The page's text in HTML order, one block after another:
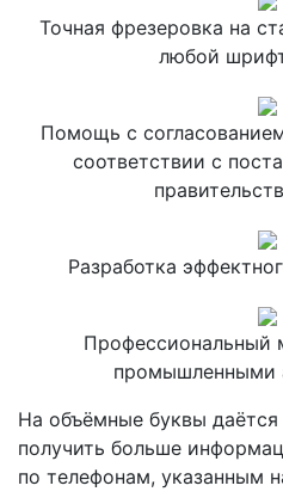
Точная фрезеровка на
любой
Помощь с
соответствии с
Разработка
Профессиональный
промышленными
На объёмные буквы
получить больше
по телефонам, указанным